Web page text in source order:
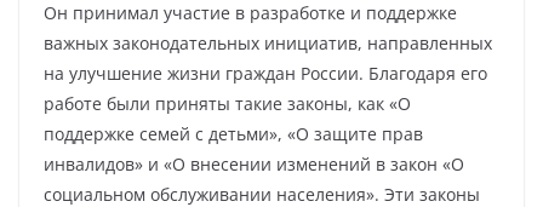
Он принимал участие в разработке и поддержке
важных законодательных инициатив, направленных
на улучшение жизни граждан России. Благодаря его
работе были приняты такие законы, как «О
поддержке семей с детьми», «О защите прав
инвалидов» и «О внесении изменений в закон «О
социальном обслуживании населения». Эти законы